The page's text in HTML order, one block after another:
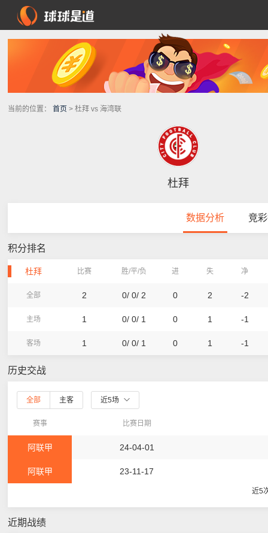
当前的位置： 首页 > 杜拜 vs 海湾联
杜拜
数据分析 竞
积分排名
杜拜 比赛 胜/平/负 进 失 净
全部 2 0/ 0/ 2 0 2 -2
主场 1 0/ 0/ 1 0 1 -1
客场 1 0/ 0/ 1 0 1 -1
历史交战
全部 主客 近5场
赛事 比赛日期
阿联甲 24-04-01
阿联甲 23-11-17
近5
近期战绩